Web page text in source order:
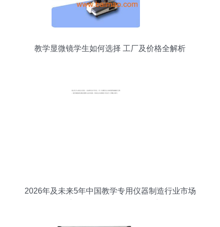
教学显微镜学生如何选择 工厂及价格全解析
2026年及未来5年中国教学专用仪器制造行业市场